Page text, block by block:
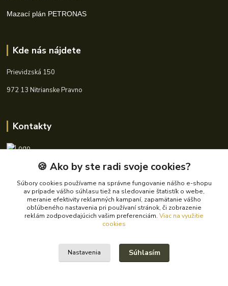
Mazací plán PETRONAS
Kde nás nájdete
Prievidzská 150
972 13 Nitrianske Pravno
Kontakty
+421 940 621 185
info@autoking.sk
🍪 Ako by ste radi svoje cookies?
Súbory cookies používame na správne fungovanie nášho e-shopu
av prípade vášho súhlasu tiež na sledovanie štatistík o webe,
meranie efektivity reklamných kampaní, zapamätanie vášho
obľúbeného nastavenia pri používaní stránok, či zobrazenie
reklám zodpovedajúcich vašim preferenciám. Viac na využitie
cookies
Nastavenia Súhlasím